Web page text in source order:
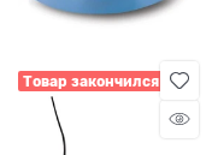
Товар закончился